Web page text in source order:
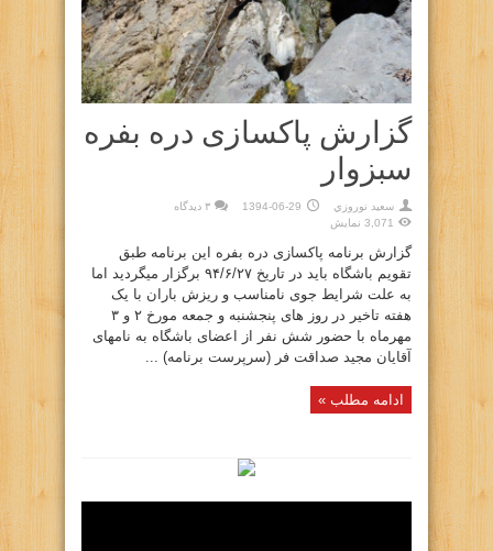
گزارش پاکسازی دره بفره
سبزوار
سعيد نوروزي 1394-06-29
۳ دیدگاه
3,071 نمایش
گزارش برنامه پاکسازی دره بفره این برنامه طبق
تقویم باشگاه باید در تاریخ ۹۴/۶/۲۷ برگزار میگردید اما
به علت شرایط جوی نامناسب و ریزش باران با یک
هفته تاخیر در روز های پنجشنبه و جمعه مورخ ۲ و ۳
مهرماه با حضور شش نفر از اعضای باشگاه به نامهای
آقایان مجید صداقت فر (سرپرست برنامه) ...
ادامه مطلب »